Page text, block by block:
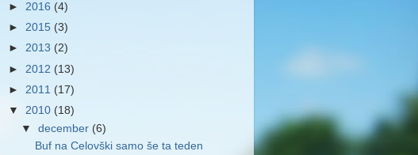
► 2016 (4)
► 2015 (3)
► 2013 (2)
► 2012 (13)
► 2011 (17)
▼ 2010 (18)
▼december (6)
Buf na Celovški samo še ta teden